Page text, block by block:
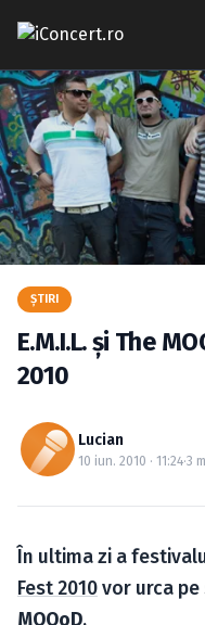
CONCERTE
FESTIVALURI
PETRECERI
ŞTIRI
RECENZII
GALERII FOTO
Autentificare
ŞTIRI
E.M.I.L. şi The
2010
Lucian
10 iun. 2010 · 11:24·3
În ultima zi a
Fest 2010vor urca
MOOoD.